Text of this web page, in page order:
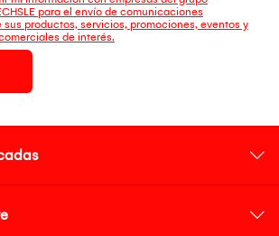
para el envío de comunicaciones
productos, servicios, promociones, eventos y
de interés.